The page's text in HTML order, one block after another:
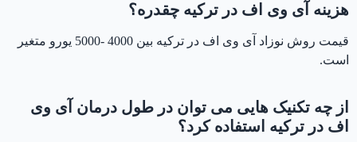
هزینه آی وی اف در ترکیه چقدره؟
قیمت روش نوزاد آی وی اف در ترکیه بین 4000 -5000 یورو متغیر
است.
از چه تکنیک هایی می توان در طول درمان آی وی
اف در ترکیه استفاده کرد؟